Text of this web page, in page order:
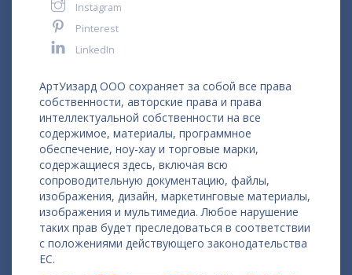
Instagram
Pinterest
LinkedIn
АртУизард ООО сохраняет за собой все права
собственности, авторские права и права
интеллектуальной собственности на все
содержимое, материалы, программное
обеспечение, ноу-хау и торговые марки,
содержащиеся здесь, включая всю
сопроводительную документацию, файлы,
изображения, дизайн, маркетинговые материалы,
изображения и мультимедиа. Любое нарушение
таких прав будет преследоваться в соответствии
с положениями действующего законодательства
ЕС.